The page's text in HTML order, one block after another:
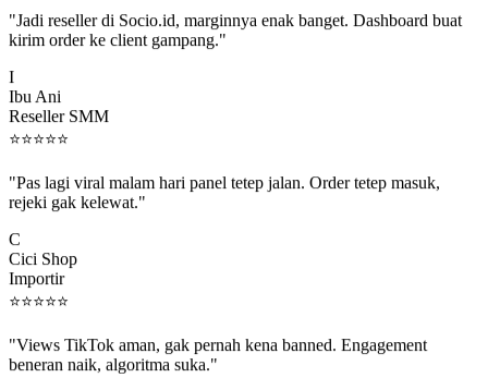
kirim order ke client gampang."
Ibu Ani
Reseller SMM
⭐⭐⭐⭐⭐
rejeki gak kelewat."
Cici Shop
Importir
⭐⭐⭐⭐⭐
beneran naik, algoritma suka."